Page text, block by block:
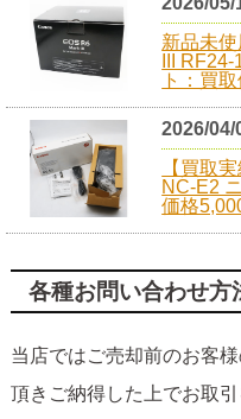
新品未
III
ト：買
2026/04/
【買取
NC-E2
価格
各種お問い合わせ方
当店ではご売却前のお客
頂きご納得した上でお取